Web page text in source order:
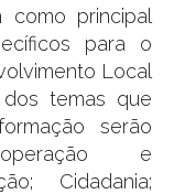
principal
para o
Local
temas que
serão
e
Cidadania;